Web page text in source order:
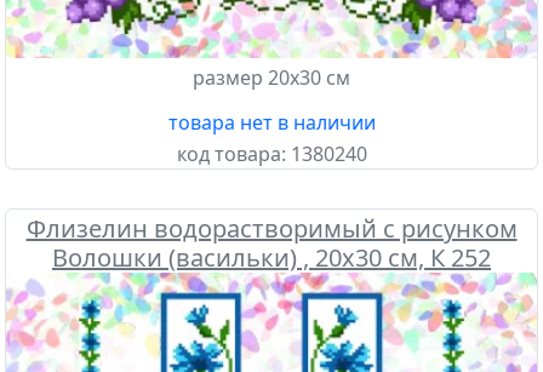
размер 20х30 см
товара нет в наличии
код товара: 1380240
Флизелин водорастворимый с рисунком
Волошки (васильки) , 20х30 см, К 252
Confetti